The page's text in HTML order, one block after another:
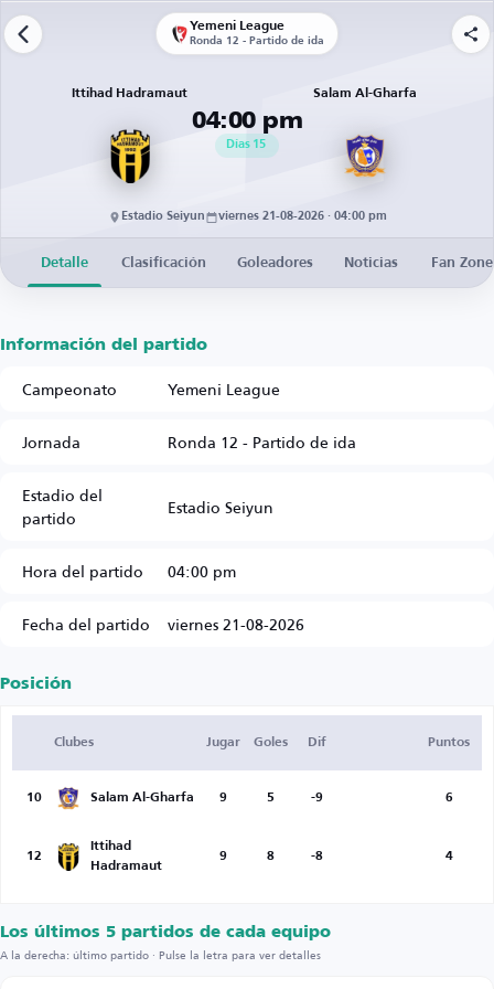
Yemeni League
Ronda 12 - Partido de ida
Ittihad Hadramaut
04:00 pm
15
Días
Salam Al-Gharfa
Estadio Seiyun viernes 21-08-2026 · 04:00 pm
Detalle Clasificación Goleadores Noticias Fan Zone
Información del partido
Campeonato
Yemeni League
Jornada
Ronda 12 - Partido de ida
Estadio del
partido Estadio Seiyun
Hora del partido
04:00 pm
Fecha del partido
viernes 21-08-2026
Posición
Clubes Jugar Goles Dif Puntos
10 Salam Al-Gharfa 9 5 -9 6
12
Ittihad
Hadramaut
9 8 -8 4
Los últimos 5 partidos de cada equipo
A la derecha: último partido · Pulse la letra para ver detalles